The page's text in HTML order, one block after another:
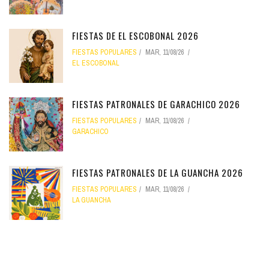
FIESTAS DE EL ESCOBONAL 2026
FIESTAS POPULARES
MAR, 11/08/26
EL ESCOBONAL
FIESTAS PATRONALES DE GARACHICO 2026
FIESTAS POPULARES
MAR, 11/08/26
GARACHICO
FIESTAS PATRONALES DE LA GUANCHA 2026
FIESTAS POPULARES
MAR, 11/08/26
LA GUANCHA